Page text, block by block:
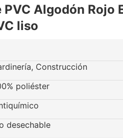
Algodón Rojo
liso
Construcción
poliéster
desechable